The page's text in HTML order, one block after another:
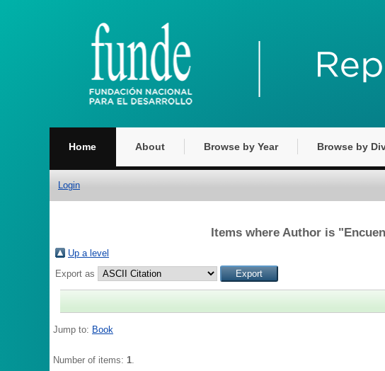
Home About Browse by Year Browse by
Login
Items where Author is "
Up a level
Export as
Jump to: Book
Number of items: 1.